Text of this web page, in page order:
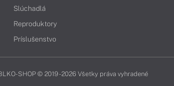
Slúchadlá
Reproduktory
Príslušenstvo
SHOP © 2019 - 2026 Všetky práva vyhradené